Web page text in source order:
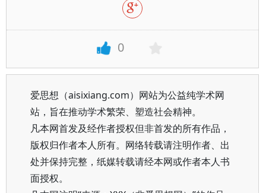
0
爱思想（aisixiang.com）网站为公益纯学术网
站，旨在推动学术繁荣、塑造社会精神。
凡本网首发及经作者授权但非首发的所有作品，
版权归作者本人所有。网络转载请注明作者、出
处并保持完整，纸媒转载请经本网或作者本人书
面授权。